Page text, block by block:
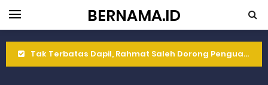
BERNAMA.ID
Tak Terbatas Dapil, Rahmat Saleh Dorong Penguatan Pertanian di Kabupaten Agam